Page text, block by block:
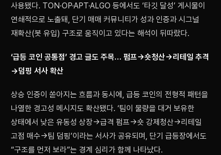
사용됐다. TON·OP·APT·ALGO 등에서도 ‘타깃 달성’ 게시물이
연쇄적으로 노출돼, 단기 매매 커뮤니티가 성과 인증과 시그널
재확산(봇 유입) 구조로 움직이고 있다는 해석이 뒤따랐다.
‘급등 코인 공통점’ 경고 글도 주목… 펌프→숏청산→리테일 추격
→덤핑 서사 확산
상승 인증이 쏟아지는 흐름과 동시에, 급등 코인의 전형적 패턴을
나열한 경고성 메시지도 확산됐다. ‘팀이 물량을 대거 보유한
상태에서 낮은 유동성 상장→급격 펌프→숏 강제청산→리테일
고점 매수→팀 덤핑’이라는 서사가 공유되며, 단기 급등장에서도
“구조를 먼저 보라”는 경계 심리가 함께 나타났다.